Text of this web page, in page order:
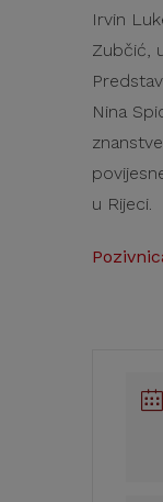
Irvin
Zubčić,
Nina
u Rijeci.